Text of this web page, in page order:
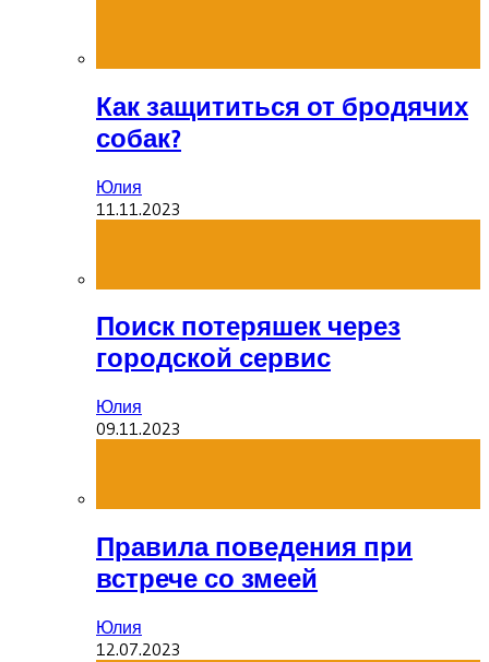
Как защититься от бродячих
собак?
Юлия
11.11.2023
Поиск потеряшек через
городской сервис
Юлия
09.11.2023
Правила поведения при
встрече со змеей
Юлия
12.07.2023